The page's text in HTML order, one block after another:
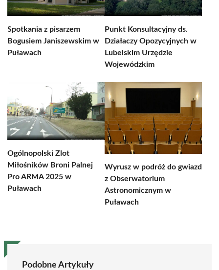
Spotkania z pisarzem
Bogusiem Janiszewskim w
Puławach
Punkt Konsultacyjny ds.
Działaczy Opozycyjnych w
Lubelskim Urzędzie
Wojewódzkim
Ogólnopolski Zlot
Miłośników Broni Palnej
Pro ARMA 2025 w
Puławach
Wyrusz w podróż do gwiazd
z Obserwatorium
Astronomicznym w
Puławach
Podobne Artykuły